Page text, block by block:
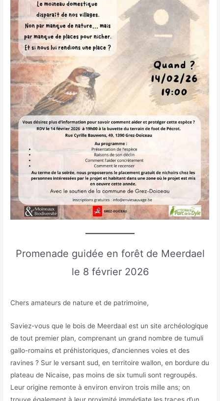
Promenade guidée en forêt de Meerdael
le 8 février 2026
Chers amateurs de nature et de patrimoine,
Saviez-vous que le bois de Meerdaal est un site archéologique
de tout premier plan, comprenant un grand nombre de tumuli
gallo-romains et préhistoriques, d’anciennes voies et des
ravines ? Sur le versant sud, en territoire wallon, en bordure du
plateau de Nicaise, pas moins de six tumuli sont regroupés.
Leur origine remonte à environ environ trois mille ans; on
trouve également à leur proximité immédiate les traces d’un